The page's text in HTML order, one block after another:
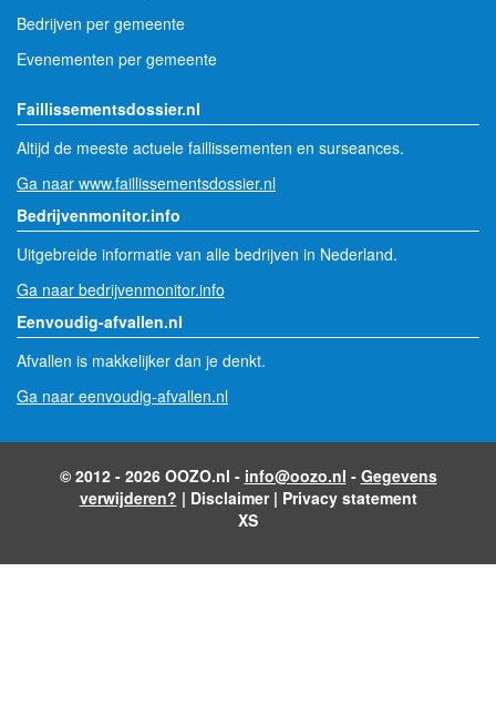
Bedrijven per gemeente
Evenementen per gemeente
Faillissementsdossier.nl
Altijd de meeste actuele faillissementen en surseances.
Ga naar www.faillissementsdossier.nl
Bedrijvenmonitor.info
Uitgebreide informatie van alle bedrijven in Nederland.
Ga naar bedrijvenmonitor.info
Eenvoudig-afvallen.nl
Afvallen is makkelijker dan je denkt.
Ga naar eenvoudig-afvallen.nl
© 2012 - 2026 OOZO.nl - info@oozo.nl - Gegevens
verwijderen? | Disclaimer| Privacy statement
XS